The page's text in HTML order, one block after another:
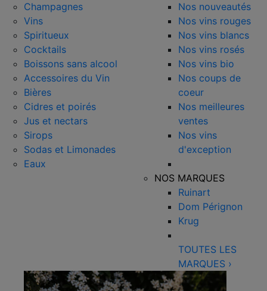
Champagnes
Vins
Spiritueux
Cocktails
Boissons sans alcool
Accessoires du Vin
Bières
Cidres et poirés
Jus et nectars
Sirops
Sodas et Limonades
Eaux
Nos nouveautés
Nos vins rouges
Nos vins blancs
Nos vins rosés
Nos vins bio
Nos coups de
coeur
Nos meilleures
ventes
Nos vins
d'exception
NOS MARQUES
Ruinart
Dom Pérignon
Krug
TOUTES LES
MARQUES ›